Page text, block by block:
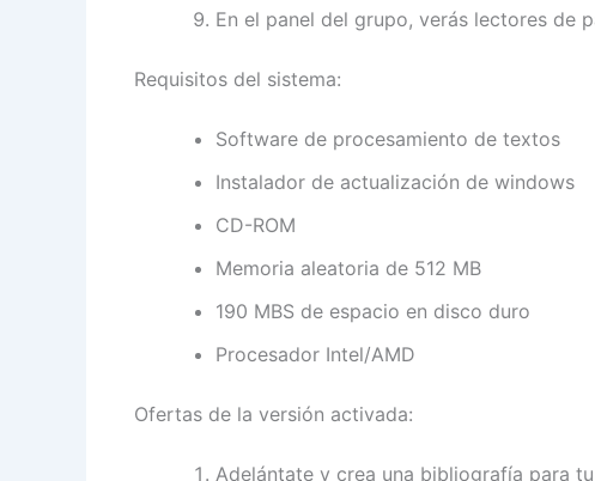
En el panel del grupo, verás lectores de
Requisitos del sistema:
Software de procesamiento de textos
Instalador de actualización de windows
CD-ROM
Memoria aleatoria de 512 MB
190 MBS de espacio en disco duro
Procesador Intel/AMD
Ofertas de la versión activada:
Adelántate y crea una bibliografía para